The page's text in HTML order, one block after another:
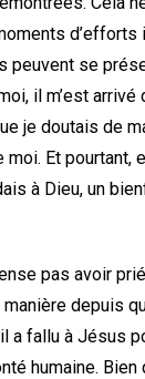
peuvent se
il m’est
je doutais de
Et pourtant,
à Dieu, un
pas avoir
depuis
a fallu à Jésus
humaine. Bien